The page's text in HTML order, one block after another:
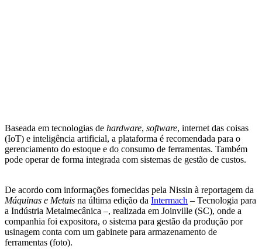
Baseada em tecnologias de hardware, software, internet das coisas
(IoT) e inteligência artificial, a plataforma é recomendada para o
gerenciamento do estoque e do consumo de ferramentas. Também
pode operar de forma integrada com sistemas de gestão de custos.
De acordo com informações fornecidas pela Nissin à reportagem da
Máquinas e Metais na última edição da Intermach – Tecnologia para
a Indústria Metalmecânica –, realizada em Joinville (SC), onde a
companhia foi expositora, o sistema para gestão da produção por
usinagem conta com um gabinete para armazenamento de
ferramentas (foto).